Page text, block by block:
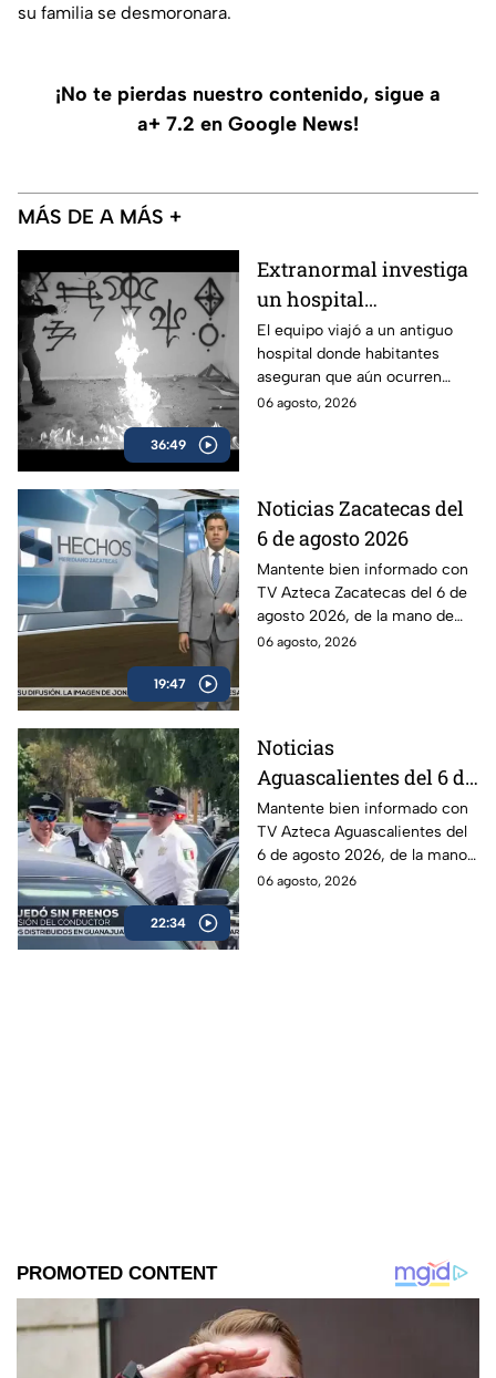
su familia se desmoronara.
¡No te pierdas nuestro contenido, sigue a
a+ 7.2 en Google News!
MÁS DE A MÁS +
36:49
Extranormal investiga
un hospital
abandonado en
Aguascalientes,
México, marcado por el
misterio
El equipo viajó a un antiguo
hospital donde habitantes
aseguran que aún ocurren
fenómenos difíciles de
06 agosto, 2026
19:47
Noticias Zacatecas del
6 de agosto 2026
Mantente bien informado con
TV Azteca Zacatecas del 6 de
agosto 2026, de la mano de
Víctor Santiago.
06 agosto, 2026
22:34
Noticias
Aguascalientes del 6 de
agosto 2026
Mantente bien informado con
TV Azteca Aguascalientes del
6 de agosto 2026, de la mano
de Roberta Sánchez.
06 agosto, 2026